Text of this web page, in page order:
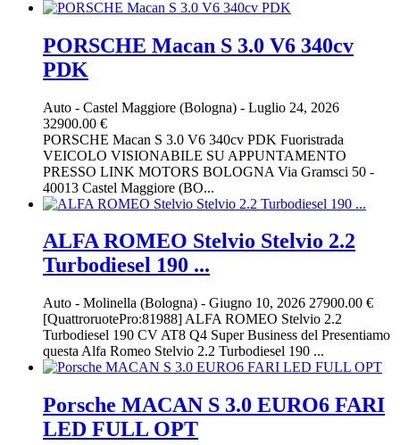
PORSCHE Macan S 3.0 V6 340cv
PDK
Auto - Castel Maggiore (Bologna) - Luglio 24, 2026
32900.00 €
PORSCHE Macan S 3.0 V6 340cv PDK Fuoristrada
VEICOLO VISIONABILE SU APPUNTAMENTO
PRESSO LINK MOTORS BOLOGNA Via Gramsci 50 -
40013 Castel Maggiore (BO...
ALFA ROMEO Stelvio Stelvio 2.2
Turbodiesel 190 ...
Auto - Molinella (Bologna) - Giugno 10, 2026 27900.00 €
[QuattroruotePro:81988] ALFA ROMEO Stelvio 2.2
Turbodiesel 190 CV AT8 Q4 Super Business del Presentiamo
questa Alfa Romeo Stelvio 2.2 Turbodiesel 190 ...
Porsche MACAN S 3.0 EURO6 FARI
LED FULL OPT